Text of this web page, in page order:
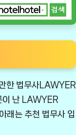
한 법무사LAWYER
이 난 LAWYER
래는 추천 법무사 입